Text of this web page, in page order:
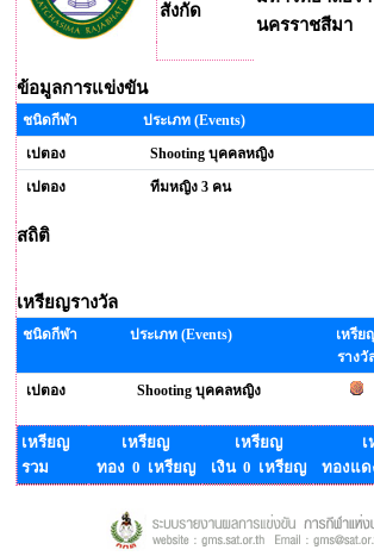
สังกัด
นครราชสีมา
ข้อมูลการแข่งขัน
ชนิดกีฬา
ประเภท (Events)
เปตอง
Shooting บุคคลหญิง
เปตอง
ทีมหญิง 3 คน
สถิติ
เหรียญรางวัล
ชนิดกีฬา ประเภท (Events)
เหรีย
รางวั
เปตอง Shooting บุคคลหญิง
เหรียญ
รวม
เหรียญ
ทอง 0 เหรียญ
เหรียญ
เงิน 0 เหรียญ
ทองแ